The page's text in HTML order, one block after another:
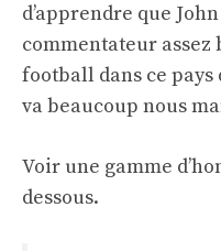
d’apprendre que
commentateur
football dans ce
va beaucoup nous
Voir une gamme
dessous.